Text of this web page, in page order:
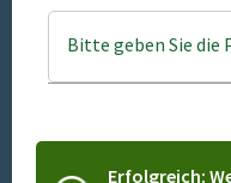
Bitte geben Sie
Erfolgreich: